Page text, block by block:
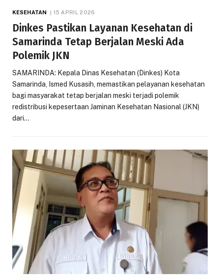
KESEHATAN 15 APRIL 2026
Dinkes Pastikan Layanan Kesehatan di
Samarinda Tetap Berjalan Meski Ada
Polemik JKN
SAMARINDA: Kepala Dinas Kesehatan (Dinkes) Kota
Samarinda, Ismed Kusasih, memastikan pelayanan kesehatan
bagi masyarakat tetap berjalan meski terjadi polemik
redistribusi kepesertaan Jaminan Kesehatan Nasional (JKN)
dari…